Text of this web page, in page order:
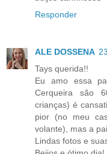
Responder
ALE DOSSENA
Tays querida!!
Eu amo essa
Cerqueira são
crianças) é
pior (no meu
volante), mas a
Lindas fotos e